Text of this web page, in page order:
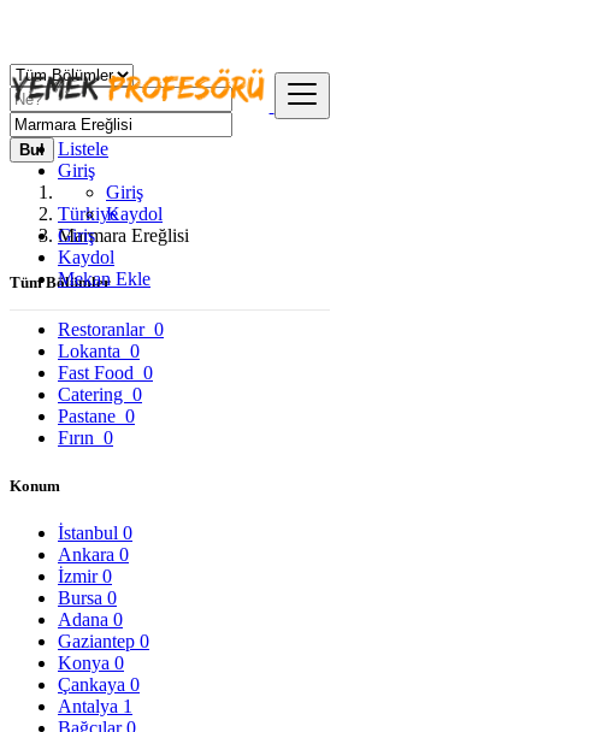
Listele
Giriş
Giriş
Kaydol
Giriş
Kaydol
Mekan Ekle
Bul
Türkiye
Marmara Ereğlisi
Tüm Bölümler
Restoranlar 0
Lokanta 0
Fast Food 0
Catering 0
Pastane 0
Fırın 0
Konum
İstanbul 0
Ankara 0
İzmir0
Bursa 0
Adana 0
Gaziantep 0
Konya 0
Çankaya 0
Antalya 1
Bağcılar0